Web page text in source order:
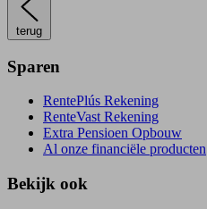
terug
Sparen
RentePlús Rekening
RenteVast Rekening
Extra Pensioen Opbouw
Al onze financiële producten
Bekijk ook